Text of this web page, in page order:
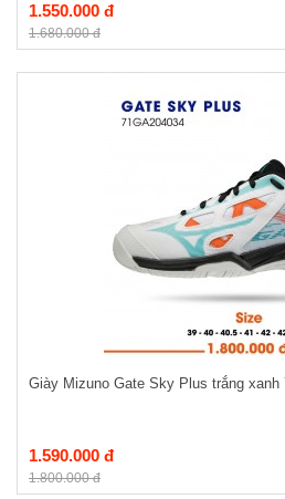
1.550.000 đ
1.680.000 đ
Giày Mizuno Gate Sky Plus trắng xanh
1.590.000 đ
1.800.000 đ